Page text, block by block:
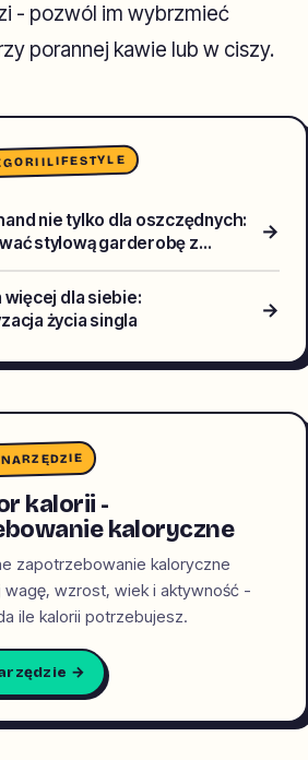
- pozwól im wybrzmieć
porannej kawie lub w ciszy.
LIFESTYLE
nie tylko dla oszczędnych:
stylową garderobę z
ubrań?
→
więcej dla siebie:
życia singla
→
kalorii -
kaloryczne
zapotrzebowanie kaloryczne
wagę, wzrost, wiek i aktywność -
ile kalorii potrzebujesz.
→